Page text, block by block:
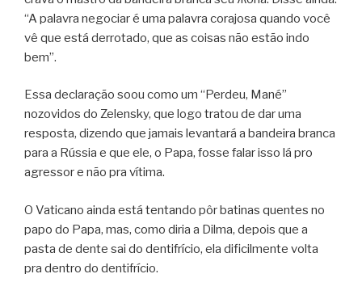
“A palavra negociar é uma palavra corajosa quando você
vê que está derrotado, que as coisas não estão indo
bem”.
Essa declaração soou como um “Perdeu, Mané”
nozovidos do Zelensky, que logo tratou de dar uma
resposta, dizendo que jamais levantará a bandeira branca
para a Rússia e que ele, o Papa, fosse falar isso lá pro
agressor e não pra vítima.
O Vaticano ainda está tentando pôr batinas quentes no
papo do Papa, mas, como diria a Dilma, depois que a
pasta de dente sai do dentifrício, ela dificilmente volta
pra dentro do dentifrício.